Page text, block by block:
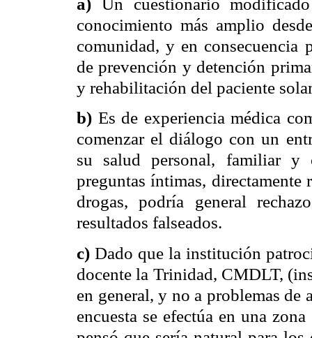
a) Un cuestionario
conocimiento más amplio
comunidad, y en consecuencia
de prevención y detención
y rehabilitación del paciente
b) Es de experiencia médica
comenzar el diálogo con un
su salud personal, familiar y
preguntas íntimas,
drogas, podría general
resultados falseados.
c) Dado que la institución
docente la Trinidad, CMDLT,
en general, y no a problemas de
encuesta se efectúa en una